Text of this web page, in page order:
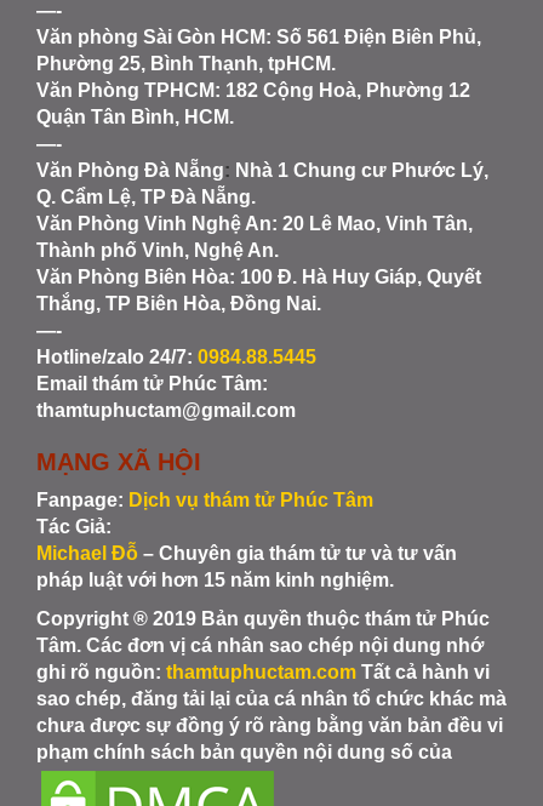
—-
Văn phòng Sài Gòn HCM: Số 561 Điện Biên Phủ,
Phường 25, Bình Thạnh, tpHCM.
Văn Phòng TPHCM: 182 Cộng Hoà, Phường 12
Quận Tân Bình, HCM.
—-
Văn Phòng Đà Nẵng: Nhà 1 Chung cư Phước Lý,
Q. Cẩm Lệ, TP Đà Nẵng.
Văn Phòng Vinh Nghệ An: 20 Lê Mao, Vinh Tân,
Thành phố Vinh, Nghệ An.
Văn Phòng Biên Hòa: 100 Đ. Hà Huy Giáp, Quyết
Thắng, TP Biên Hòa, Đồng Nai.
—-
Hotline/zalo 24/7: 0984.88.5445
Email thám tử Phúc Tâm:
thamtuphuctam@gmail.com
MẠNG XÃ HỘI
Fanpage: Dịch vụ thám tử Phúc Tâm
Tác Giả:
Michael Đỗ – Chuyên gia thám tử tư và tư vấn
pháp luật với hơn 15 năm kinh nghiệm.
Copyright ® 2019 Bản quyền thuộc thám tử Phúc
Tâm. Các đơn vị cá nhân sao chép nội dung nhớ
ghi rõ nguồn: thamtuphuctam.com Tất cả hành vi
sao chép, đăng tải lại của cá nhân tổ chức khác mà
chưa được sự đồng ý rõ ràng bằng văn bản đều vi
phạm chính sách bản quyền nội dung số của